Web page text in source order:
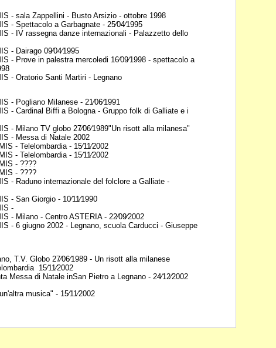
- sala Zappellini - Busto Arsizio - ottobre 1998
- Spettacolo a Garbagnate - 25⁄04⁄1995
- IV rassegna danze internazionali - Palazzetto dello
- Dairago 09⁄04⁄1995
- Prove in palestra mercoledi 16⁄09⁄1998 - spettacolo a
- Oratorio Santi Martiri - Legnano
- Pogliano Milanese - 21⁄06⁄1991
- Cardinal Biffi a Bologna - Gruppo folk di Galliate e i
- Milano TV globo 27⁄06⁄1989"Un risott alla milanesa"
- Messa di Natale 2002
- Telelombardia - 15⁄11⁄2002
- Telelombardia - 15⁄11⁄2002
- ????
- ????
- Raduno internazionale del folclore a Galliate -
- San Giorgio - 10⁄11⁄1990
-
- Milano - Centro ASTERIA - 22⁄09⁄2002
- 6 giugno 2002 - Legnano, scuola Carducci - Giuseppe
T.V. Globo 27⁄06⁄1989 - Un risott alla milanese
15⁄11⁄2002
Messa di Natale inSan Pietro a Legnano - 24⁄12⁄2002
musica" - 15⁄11⁄2002